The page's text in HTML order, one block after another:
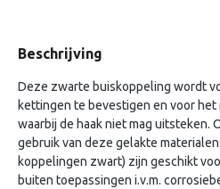
Beschrijving
Deze zwarte buiskoppeling wordt
kettingen te bevestigen en voor het
waarbij de haak niet mag uitsteken.
gebruik van deze gelakte
koppelingen zwart) zijn geschikt
buiten toepassingen i.v.m.